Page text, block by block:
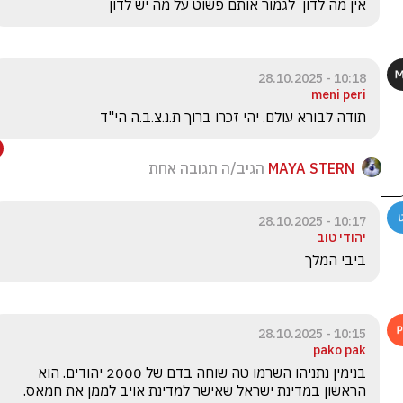
אין מה לדון  לגמור אותם פשוט על מה יש לדון
10:18 - 28.10.2025
meni peri
תודה לבורא עולם. יהי זכרו ברוך ת.נ.צ.ב.ה הי"ד
MAYA STERN הגיב/ה תגובה אחת
10:17 - 28.10.2025
יהודי טוב
ביבי המלך
10:15 - 28.10.2025
pako pak